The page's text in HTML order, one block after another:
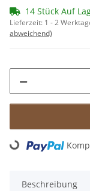
14 Stück Auf
Lieferzeit: 1 - 2
abweichend)
Loading...
Beschreibung